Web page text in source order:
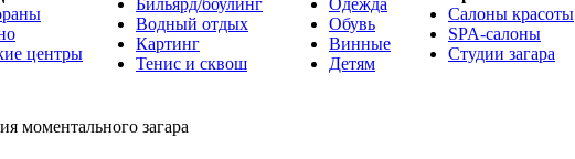
центры
Бильярд/боулинг
Водный отдых
Картинг
Тенис и сквош
Одежда
Обувь
Винные
Детям
Салоны красоты
SPA-салоны
Студии загара
моментального загара